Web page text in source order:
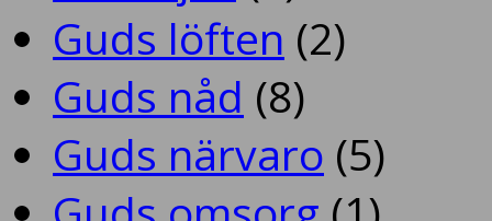
Guds löften (2)
Guds nåd (8)
Guds närvaro (5)